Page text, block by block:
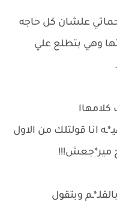
علشان كل حاجه
وهي بتطلع علي
انا قولتلك من الاول
مير*جعش!!!
وبتقول